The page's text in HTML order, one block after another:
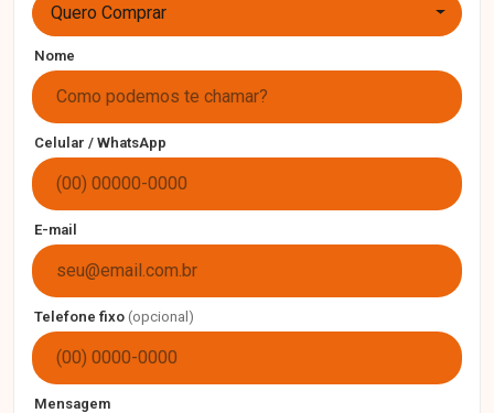
Quero Comprar
Nome
Celular / WhatsApp
E-mail
Telefone fixo (opcional)
Mensagem